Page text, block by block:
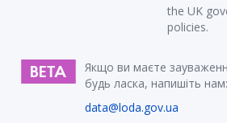
the UK
policies.
Якщо ви маєте
будь ласка, напишіть нам:
data@loda.gov.ua